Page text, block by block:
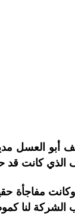
أبو العسل
الذي كانت
مفاجأة
لنا